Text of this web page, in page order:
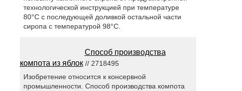
технологической инструкцией при температуре
80°C с последующей доливкой остальной части
сиропа с температурой 98°С.
Способ производства
компота из яблок// 2718495
Изобретение относится к консервной
промышленности. Способ производства компота